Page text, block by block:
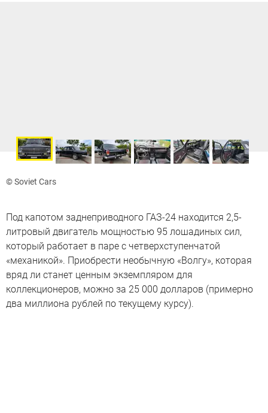
© Soviet Cars
Под капотом заднеприводного ГАЗ-24 находится 2,5-
литровый двигатель мощностью 95 лошадиных сил,
который работает в паре с четверхступенчатой
«механикой». Приобрести необычную «Волгу», которая
вряд ли станет ценным экземпляром для
коллекционеров, можно за 25 000 долларов (примерно
два миллиона рублей по текущему курсу).